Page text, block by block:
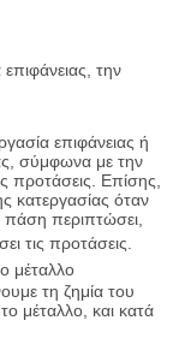
την
επιφάνειας ή
σύμφωνα με την
προτάσεις. Επίσης,
κατεργασίας όταν
πάση περιπτώσει,
τις προτάσεις.
μέταλλο
τη ζημία του
μέταλλο, και κατά